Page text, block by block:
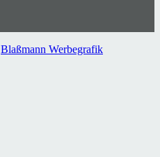
Blaßmann Werbegrafik